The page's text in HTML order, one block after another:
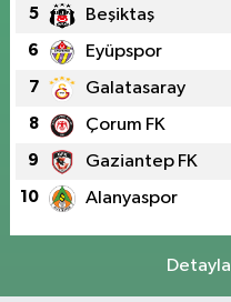
5 Beşiktaş
6 Eyüpspor
7 Galatasaray
8 Çorum FK
9 Gaziantep FK
10 Alanyaspor